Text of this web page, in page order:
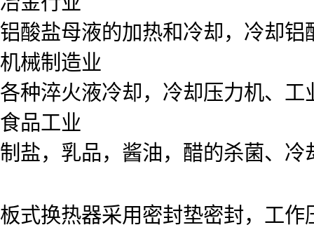
铝酸盐母液的加热和冷却，冷却
机械制造业
各种淬火液冷却，冷却压力机、
食品工业
制盐，乳品，酱油，醋的杀菌、
板式换热器采用密封垫密封，工